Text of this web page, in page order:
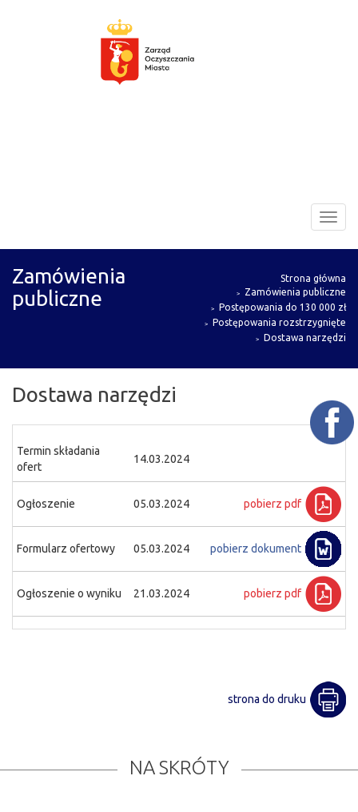
Miasta
Zamówienia
publiczne
Strona główna
Zamówienia publiczne
Postępowania do 130 000 zł
Postępowania rozstrzygnięte
Dostawa narzędzi
Dostawa narzędzi
Termin składania
ofert
14.03.2024
Ogłoszenie 05.03.2024 pobierz pdf
Formularz ofertowy 05.03.2024 pobierz dokument
Ogłoszenie o wyniku 21.03.2024 pobierz pdf
strona do druku
NA SKRÓTY